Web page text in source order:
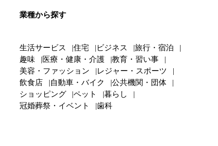
業種から探す
生活サービス 住宅 ビジネス
旅行・宿泊
趣味
医療・健康・介護
教育・習い事
美容・ファッション
レジャー・スポーツ
飲食店
自動車・バイク
公共機関・団体
ショッピング
ペット
暮らし
冠婚葬祭・イベント
歯科